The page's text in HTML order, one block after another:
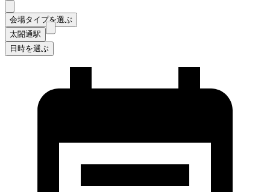
会場タイプを選ぶ
太閤通駅
日時を選ぶ